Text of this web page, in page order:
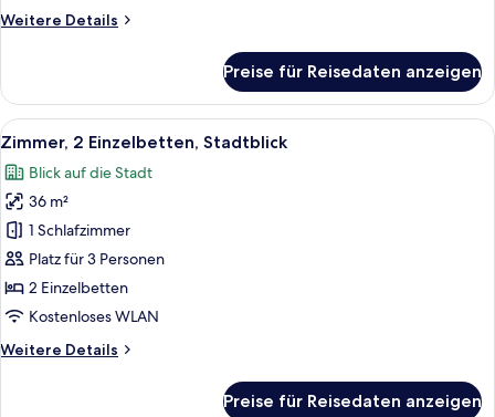
Weitere Details
Weitere
Zimmer,
2 Einzelbetten
(Nile
Preise für Reisedaten anzeigen
Alle
Fotos
für
Zimmer,
2 Einzelbetten,
Stadtblick
anzeigen
Ein Balkon mit Blick auf die Stadt,
9
Zimmer, 2 Einzelbetten, Stadtblick
Blick auf die Stadt
36 m²
1 Schlafzimmer
Platz für 3 Personen
2 Einzelbetten
Kostenloses WLAN
Weitere Details
Weitere
Preise für Reisedaten anzeigen